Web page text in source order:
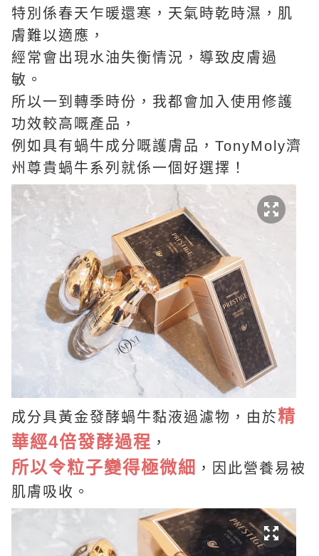
特別係春天乍暖還寒，天氣時乾時濕，肌
膚難以適應，
經常會出現水油失衡情況，導致皮膚過
敏。
所以一到轉季時份，我都會加入使用修護
功效較高嘅產品，
例如具有蝸牛成分嘅護膚品，TonyMoly濟
州尊貴蝸牛系列就係一個好選擇！
成分具黃金發酵蝸牛黏液過濾物，由於精
華經4倍發酵過程 ，
所以令粒子變得極微細 ，因此營養易被
肌膚吸收。